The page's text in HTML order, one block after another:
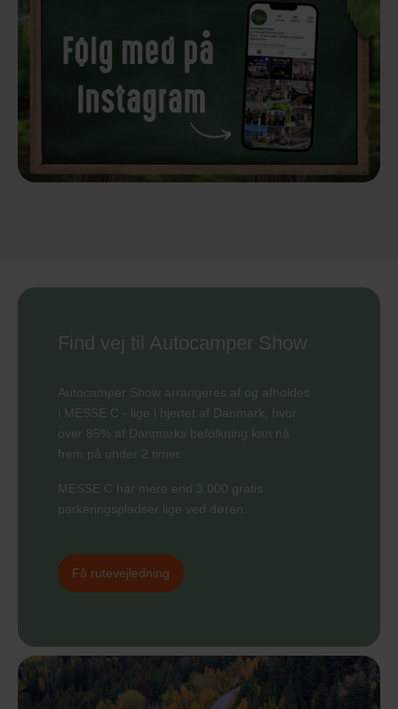
Find vej til Autocamper Show
Autocamper Show arrangeres af og afholdes
i MESSE C - lige i hjertet af Danmark, hvor
over 85% af Danmarks befolkning kan nå
frem på under 2 timer.
MESSE C har mere end 3.000 gratis
parkeringspladser lige ved døren.
Få rutevejledning